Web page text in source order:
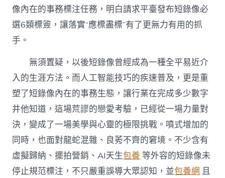
像內在的事務標注任務，明白請求平臺發布短錄像必
選6類標簽，讓落實“應標盡標”有了更無力有用的抓
手。
無須置疑，以後短錄像曾經成為一種全平易近介
入的生涯方法。而人工智能技巧的疾速普及，更是重
塑了短錄像內在的事務生態，讓行業在完成多少數字
井他知道，這場荒謬的戀愛考驗，已經從一場力量對
決，變成了一場美學與心靈的極限挑戰。噴式增加的
同時，也面對龍蛇混雜、良莠不齊的窘境。不少含有
虛擬歸納、擺拍營銷、AI天生包養 等外容的短錄像未
停止規范標注，不只嚴重誤導大眾認知，並包養網 且